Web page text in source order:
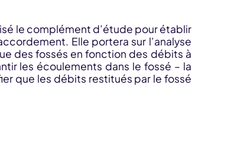
le complément d’étude pour établir
Elle portera sur l’analyse
des fossés en fonction des débits à
les écoulements dans le fossé – la
que les débits restitués par le fossé